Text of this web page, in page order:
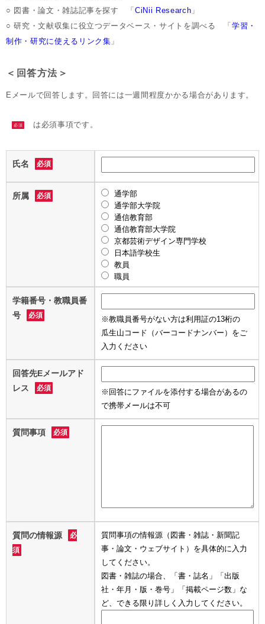
○ 図書・論文・雑誌記事を探す 「CiNii Research 」
○ 研究・文献収集に役立つデータベース・サイトを調べる 「 学習・
制作・研究に使えるリンク集 」
＜回答方法＞
Eメールで回答します。回答には一週間程度かかる場合があります。
必須 は必須事項です。
氏名 必須
所属 必須
通学部
通学部大学院
通信教育部
通信教育部大学院
京都芸術デザイン専門学校
日本語学校生
教員
職員
学籍番号・教職員番
号
必須
※教職員番号がない方は利用証の13桁の
瓜生山コード（バーコードナンバー）をご
入力ください
回答先Eメールアド
レス
必須
※回答にファイルを添付する場合があるの
で携帯メールは不可
質問事項 必須
質問の情報源
必
須
質問事項の情報源（図書・雑誌・新聞記
事・論文・ウェブサイト）を具体的に入力
してください。
図書・雑誌の場合、「書・誌名」「出版
社・年月・版・巻号」「掲載ページ数」な
ど、できる限り詳しく入力してください。